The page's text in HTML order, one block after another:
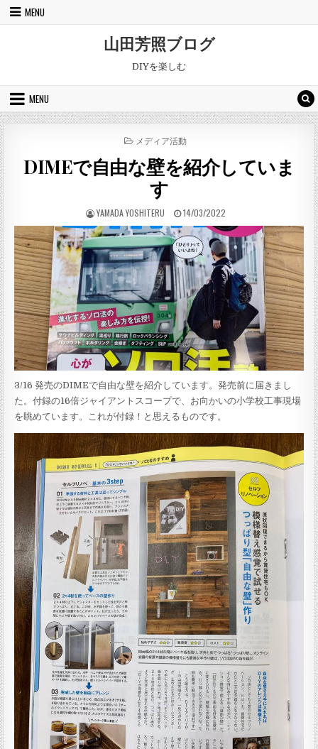
Skip to content
MENU
山田芳照ブログ
DIYを楽しむ
MENU
POSTED IN
メディア活動
DIMEで自由な壁を紹介していま
す
AUTHOR:
YAMADA YOSHITERU PUBLISHED DATE:
14/03/2022
3/16 発売のDIMEで自由な壁を紹介しています。発売前に届きまし
た。付録の16倍ジャイアントスコープで、お向かいの小学校工事現場
を眺めています。これが付録！と思えるものです。